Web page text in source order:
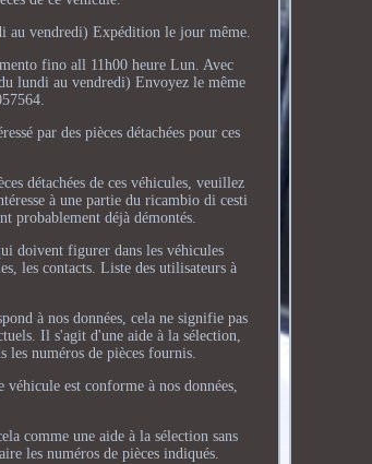
au vendredi) Expédition le jour même.
fino all 11h00 heure Lun. Avec
lundi au vendredi) Envoyez le même
par des pièces détachées pour ces
détachées de ces véhicules, veuillez
à une partie du ricambio di cesti
probablement déjà démontés.
doivent figurer dans les véhicules
les contacts. Liste des utilisateurs à
à nos données, cela ne signifie pas
Il s'agit d'une aide à la sélection,
les numéros de pièces fournis.
est conforme à nos données,
comme une aide à la sélection sans
les numéros de pièces indiqués.